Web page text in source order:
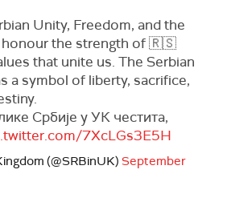
Unity, Freedom, and the
honour the strength of 🇷🇸
that unite us. The Serbian
a symbol of liberty, sacrifice,
Србије у УК честита,
7XcLGs3E5H
(@SRBinUK) September